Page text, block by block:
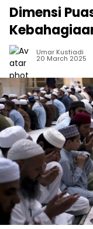
Dimensi
Umar Kustiadi
20 March 2025